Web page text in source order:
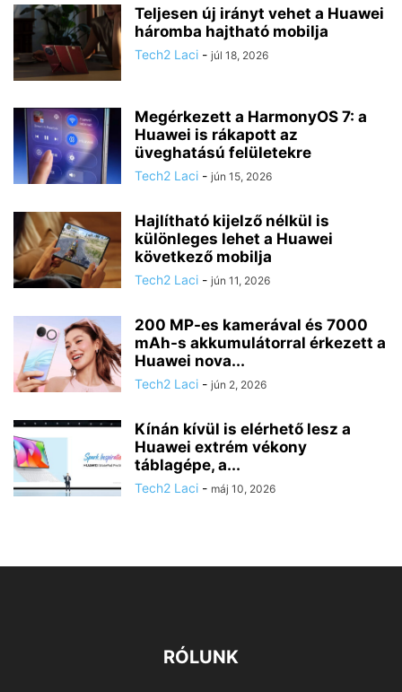
Teljesen új irányt vehet a Huawei
háromba hajtható mobilja
Tech2 Laci - júl 18, 2026
Megérkezett a HarmonyOS 7: a
Huawei is rákapott az
üveghatású felületekre
Tech2 Laci - jún 15, 2026
Hajlítható kijelző nélkül is
különleges lehet a Huawei
következő mobilja
Tech2 Laci - jún 11, 2026
200 MP-es kamerával és 7000
mAh-s akkumulátorral érkezett a
Huawei nova...
Tech2 Laci - jún 2, 2026
Kínán kívül is elérhető lesz a
Huawei extrém vékony
táblagépe, a...
Tech2 Laci - máj 10, 2026
RÓLUNK